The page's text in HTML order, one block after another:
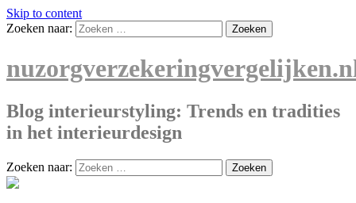
Skip to content
Zoeken naar:
Blog interieurstyling: Trends en tradities
in het interieurdesign
Zoeken naar: